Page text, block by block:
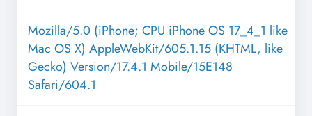
Mozilla/5.0 (iPhone; CPU iPhone OS 17_4_1 like
Mac OS X) AppleWebKit/605.1.15 (KHTML, like
Gecko) Version/17.4.1 Mobile/15E148
Safari/604.1